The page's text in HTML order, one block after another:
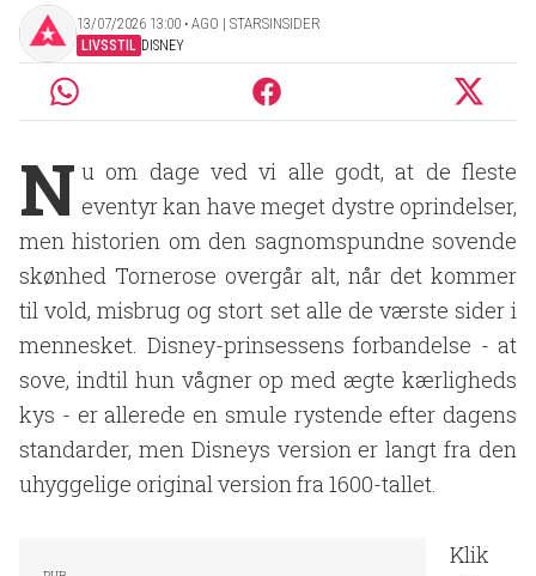
13/07/2026 13:00 ‧ AGO | STARSINSIDER
LIVSSTIL DISNEY
N u om dage ved vi alle godt, at de fleste
eventyr kan have meget dystre oprindelser,
men historien om den sagnomspundne sovende
skønhed Tornerose overgår alt, når det kommer
til vold, misbrug og stort set alle de værste sider i
mennesket. Disney-prinsessens forbandelse - at
sove, indtil hun vågner op med ægte kærligheds
kys - er allerede en smule rystende efter dagens
standarder, men Disneys version er langt fra den
uhyggelige original version fra 1600-tallet.
Klik